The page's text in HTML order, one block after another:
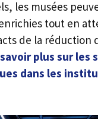
les musées
tout en
de la réduction
plus sur les
dans les